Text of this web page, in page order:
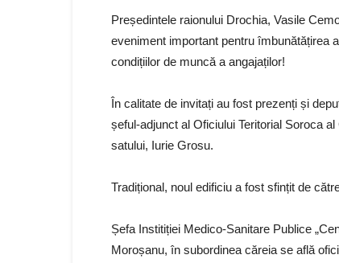
Președintele raionului Drochia, Vasile
eveniment important pentru îmbunătățirea
condițiilor de muncă a angajaților!
În calitate de invitați au fost prezenți și
șeful-adjunct al Oficiului Teritorial Soroca
satului, Iurie Grosu.
Tradițional, noul edificiu a fost sfințit de
Șefa Institiției Medico-Sanitare Publice
Moroșanu, în subordinea căreia se află